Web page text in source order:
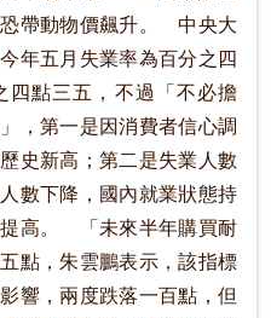
帶動物價飆升。 中央大
年五月失業率為百分之四
四點三五，不過「不必擔
，第一是因消費者信心調
史新高；第二是失業人數
數下降，國內就業狀態持
高。 「未來半年購買耐
點，朱雲鵬表示，該指標
響，兩度跌落一百點，但